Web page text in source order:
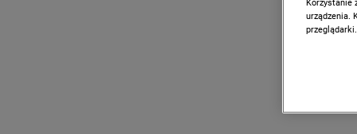
urządzenia.
przeglądarki.